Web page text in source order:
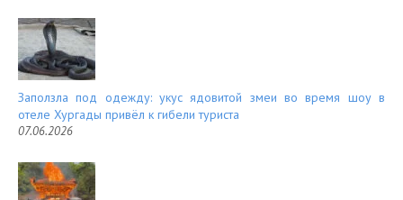
Заползла под одежду: укус ядовитой змеи во время шоу в
отеле Хургады привёл к гибели туриста
07.06.2026